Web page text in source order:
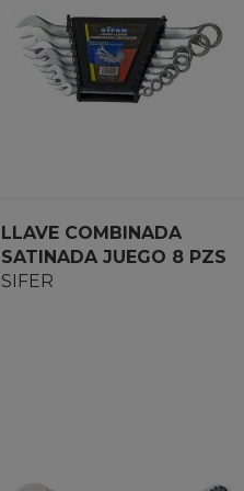
LLAVE COMBINADA
SATINADA JUEGO 8 PZS
6-19 MM
SIFER